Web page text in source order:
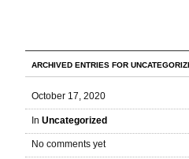
ARCHIVED ENTRIES FOR
October 17, 2020
In Uncategorized
No comments yet